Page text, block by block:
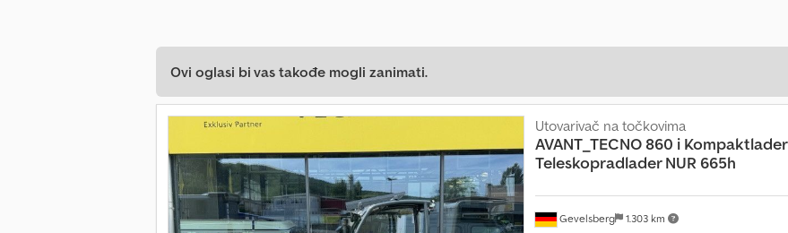
Ovi oglasi bi vas takođe mogli zanimati.
Gevelsberg 1.303 km
Utovarivač na točkovima
AVANT_TECNO860 i Kompaktlader
Teleskopradlader NUR 665h